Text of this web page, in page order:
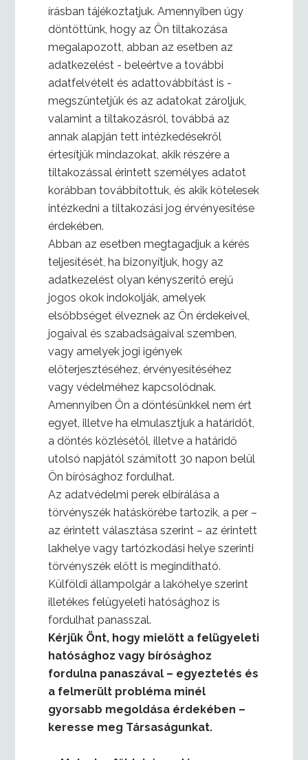
írásban tájékoztatjuk. Amennyiben úgy
döntöttünk, hogy az Ön tiltakozása
megalapozott, abban az esetben az
adatkezelést - beleértve a további
adatfelvételt és adattovábbítást is -
megszüntetjük és az adatokat zároljuk,
valamint a tiltakozásról, továbbá az
annak alapján tett intézkedésekről
értesítjük mindazokat, akik részére a
tiltakozással érintett személyes adatot
korábban továbbítottuk, és akik kötelesek
intézkedni a tiltakozási jog érvényesítése
érdekében.
Abban az esetben megtagadjuk a kérés
teljesítését, ha bizonyítjuk, hogy az
adatkezelést olyan kényszerítő erejű
jogos okok indokolják, amelyek
elsőbbséget élveznek az Ön érdekeivel,
jogaival és szabadságaival szemben,
vagy amelyek jogi igények
előterjesztéséhez, érvényesítéséhez
vagy védelméhez kapcsolódnak.
Amennyiben Ön a döntésünkkel nem ért
egyet, illetve ha elmulasztjuk a határidőt,
a döntés közlésétől, illetve a határidő
utolsó napjától számított 30 napon belül
Ön bírósághoz fordulhat.
Az adatvédelmi perek elbírálása a
törvényszék hatáskörébe tartozik, a per –
az érintett választása szerint – az érintett
lakhelye vagy tartózkodási helye szerinti
törvényszék előtt is megindítható.
Külföldi állampolgár a lakóhelye szerint
illetékes felügyeleti hatósághoz is
fordulhat panasszal.
Kérjük Önt, hogy mielőtt a felügyeleti
hatósághoz vagy bírósághoz
fordulna panaszával – egyeztetés és
a felmerült probléma minél
gyorsabb megoldása érdekében –
keresse meg Társaságunkat.